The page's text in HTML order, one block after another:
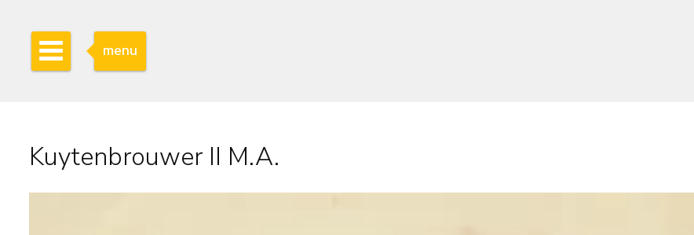
menu
Kuytenbrouwer II M.A.